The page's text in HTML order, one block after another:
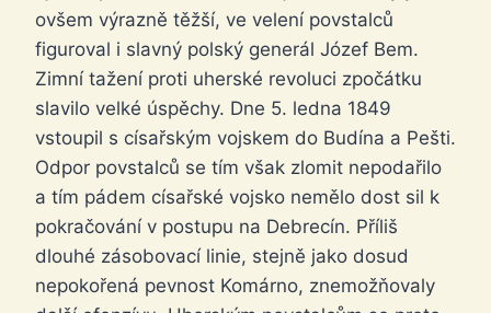
ovšem výrazně těžší, ve velení povstalců
figuroval i slavný polský generál Józef Bem.
Zimní tažení proti uherské revoluci zpočátku
slavilo velké úspěchy. Dne 5. ledna 1849
vstoupil s císařským vojskem do Budína a Pešti.
Odpor povstalců se tím však zlomit nepodařilo
a tím pádem císařské vojsko nemělo dost sil k
pokračování v postupu na Debrecín. Příliš
dlouhé zásobovací linie, stejně jako dosud
nepokořená pevnost Komárno, znemožňovaly